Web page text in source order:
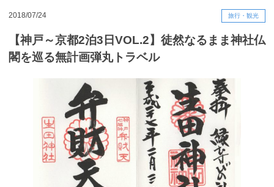
2018/07/24 旅行・観光
【神戸～京都2泊3日VOL.2】徒然なるまま神社仏
閣を巡る無計画弾丸トラベル